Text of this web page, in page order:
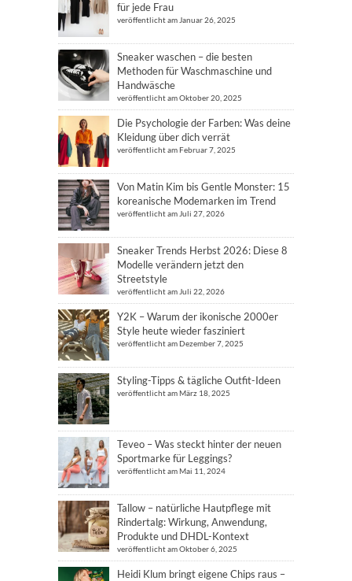
für jede Frau
veröffentlicht am Januar 26, 2025
Sneaker waschen – die besten
Methoden für Waschmaschine und
Handwäsche
veröffentlicht am Oktober 20, 2025
Die Psychologie der Farben: Was deine
Kleidung über dich verrät
veröffentlicht am Februar 7, 2025
Von Matin Kim bis Gentle Monster: 15
koreanische Modemarken im Trend
veröffentlicht am Juli 27, 2026
Sneaker Trends Herbst 2026: Diese 8
Modelle verändern jetzt den
Streetstyle
veröffentlicht am Juli 22, 2026
Y2K – Warum der ikonische 2000er
Style heute wieder fasziniert
veröffentlicht am Dezember 7, 2025
Styling-Tipps & tägliche Outfit-Ideen
veröffentlicht am März 18, 2025
Teveo – Was steckt hinter der neuen
Sportmarke für Leggings?
veröffentlicht am Mai 11, 2024
Tallow – natürliche Hautpflege mit
Rindertalg: Wirkung, Anwendung,
Produkte und DHDL-Kontext
veröffentlicht am Oktober 6, 2025
Heidi Klum bringt eigene Chips raus –